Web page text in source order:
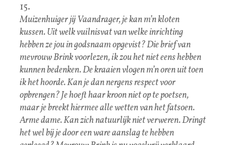
15.
Muizenhuiger jij Vaandrager, je kan m’n kloten
kussen. Uit welk vuilnisvat van welke inrichting
hebben ze jou in godsnaam opgevist? Die brief van
mevrouw Brink voorlezen, ik zou het niet eens hebben
kunnen bedenken. De kraaien vlogen m’n oren uit toen
ik het hoorde. Kan je dan nergens respect voor
opbrengen? Je hoeft haar kroon niet op te poetsen,
maar je breekt hiermee alle wetten van het fatsoen.
Arme dame. Kan zich natuurlijk niet verweren. Dringt
het wel bij je door een ware aanslag te hebben